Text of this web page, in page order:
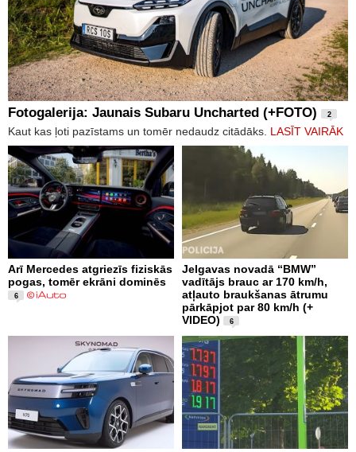
Fotogalerija: Jaunais Subaru Uncharted (+FOTO) 2
Kaut kas ļoti pazīstams un tomēr nedaudz citādāks. LASĪT VAIRĀK
Arī Mercedes atgriezīs fiziskās
pogas, tomēr ekrāni dominēs
6
Jelgavas novadā “BMW”
vadītājs brauc ar 170 km/h,
atļauto braukšanas ātrumu
pārkāpjot par 80 km/h (+
VIDEO)
6